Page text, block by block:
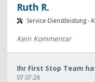
Ruth R.
Service-Dienstleistung -
Kein Kommentar
Ihr First Stop Team
07.07.26